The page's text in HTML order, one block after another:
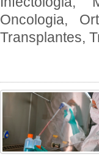
Oncologia,
Transplantes,